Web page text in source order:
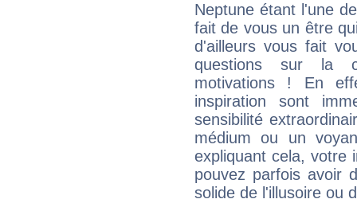
Neptune étant l'une
fait de vous un être
d'ailleurs vous fait
questions sur la
motivations ! En
inspiration sont
sensibilité
médium ou un
expliquant cela, votre
pouvez parfois avoir
solide de l'illusoire ou